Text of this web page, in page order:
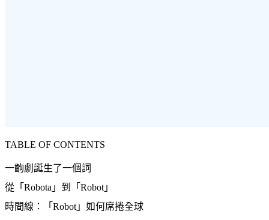
TABLE OF CONTENTS
一齣劇誕生了一個詞
從「Robota」到「Robot」
時間線：「Robot」如何席捲全球